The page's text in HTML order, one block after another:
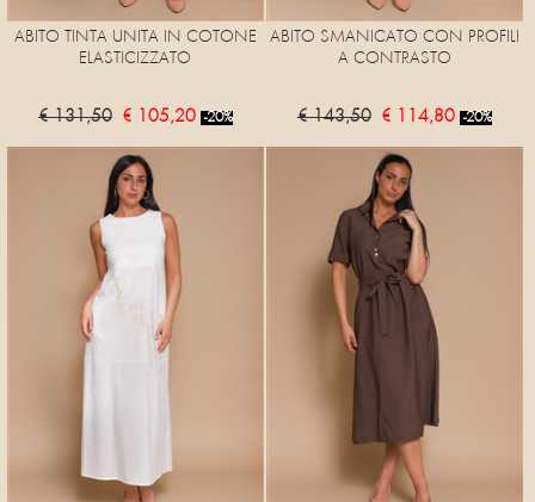
ABITO TINTA UNITA IN COTONE
ELASTICIZZATO
€ 131,50 € 105,20 -20%
ABITO SMANICATO CON PROFILI
A CONTRASTO
€ 143,50 € 114,80 -20%